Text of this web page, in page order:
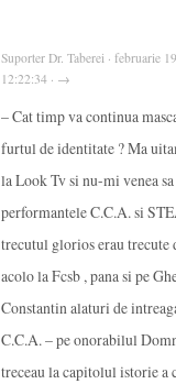
Suporter Dr. Taberei · februarie
12:22:34 · →
– Cat timp va continua
furtul de identitate ? Ma
la Look Tv si nu-mi venea
performantele C.C.A. si
trecutul glorios erau trecute
acolo la Fcsb , pana si pe
Constantin alaturi de
C.C.A. – pe onorabilul
treceau la capitolul istorie a